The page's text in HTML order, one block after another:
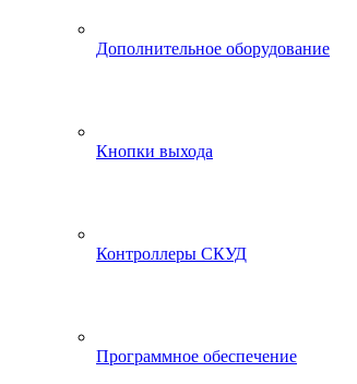
Дополнительное оборудование
Кнопки выхода
Контроллеры СКУД
Программное обеспечение